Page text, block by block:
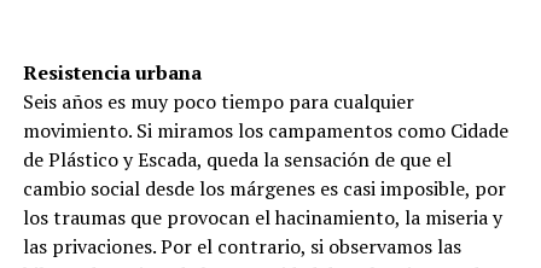
Resistencia urbana
Seis años es muy poco tiempo para cualquier
movimiento. Si miramos los campamentos como Cidade
de Plástico y Escada, queda la sensación de que el
cambio social desde los márgenes es casi imposible, por
los traumas que provocan el hacinamiento, la miseria y
las privaciones. Por el contrario, si observamos las